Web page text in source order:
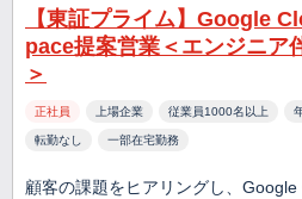
【東証プライム】Google
pace提案営業＜エンジニア
＞
正社員 上場企業 従業員1000名以上
転勤なし 一部在宅勤務
顧客の課題をヒアリングし、